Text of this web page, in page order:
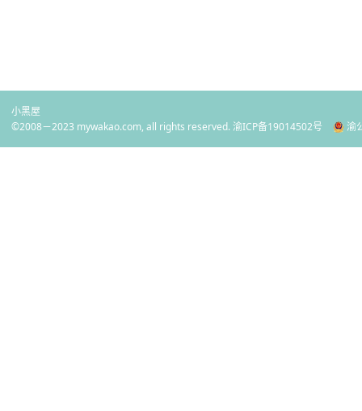
小黑屋
©2008－2023 mywakao.com, all rights reserved.渝ICP备19014502号 渝